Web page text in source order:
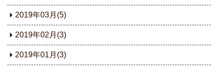
2019年03月(5)
2019年02月(3)
2019年01月(3)